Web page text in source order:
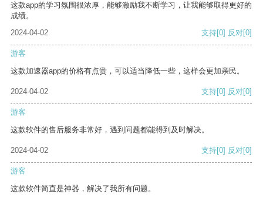
这款app的学习氛围很浓厚，能够激励我不断学习，让我能够取得更好的
成绩。
2024-04-02
支持[0] 反对[0]
游客
这款加速器app的价格有点贵，可以适当降低一些，这样会更加亲民。
2024-04-02 支持[0] 反对[0]
游客
这款软件的售后服务非常好，遇到问题都能得到及时解决。
2024-04-02 支持[0] 反对[0]
游客
这款软件简直是神器，解决了我所有问题。